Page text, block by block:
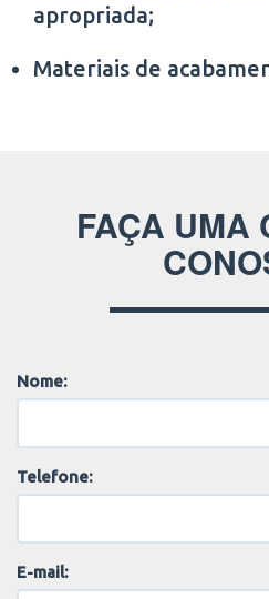
apropriada;
Materiais de
FAÇA UMA
Nome:
Telefone:
E-mail: